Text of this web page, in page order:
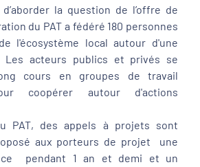
la question de l’offre de
du PAT a fédéré 180 personnes
l'écosystème local autour d'une
Les acteurs publics et privés se
cours en groupes de travail
coopérer autour d'actions
PAT, des appels à projets sont
aux porteurs de projet une
pendant 1 an et demi et un